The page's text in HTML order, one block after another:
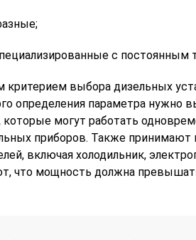
с постоянным
выбора дизельных
определения параметра нужно
которые могут работать
приборов. Также принимают
включая холодильник,
что мощность должна